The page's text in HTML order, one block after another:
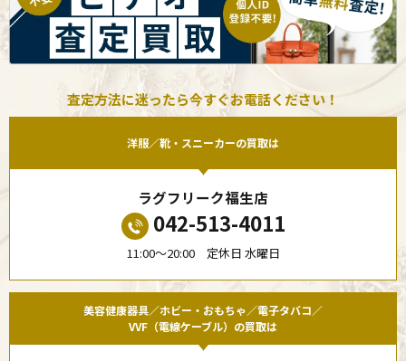
査定方法に迷ったら今すぐお電話ください！
洋服／靴・スニーカーの買取は
ラグフリーク福生店
042-513-4011
11:00〜20:00 定休日 水曜日
美容健康器具／ホビー・おもちゃ／電子タバコ／
VVF（電線ケーブル）の買取は